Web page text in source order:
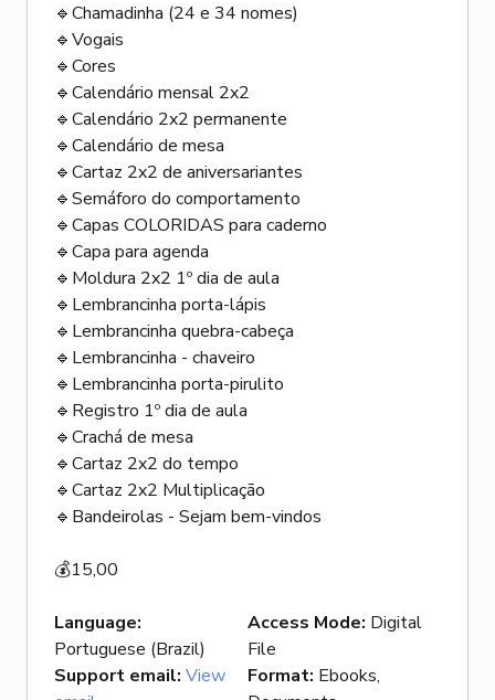
🔹Chamadinha (24 e 34 nomes)
🔹Vogais
🔹Cores
🔹Calendário mensal 2x2
🔹Calendário 2x2 permanente
🔹Calendário de mesa
🔹Cartaz 2x2 de aniversariantes
🔹Semáforo do comportamento
🔹Capas COLORIDAS para caderno
🔹Capa para agenda
🔹Moldura 2x2 1º dia de aula
🔹Lembrancinha porta-lápis
🔹Lembrancinha quebra-cabeça
🔹Lembrancinha - chaveiro
🔹Lembrancinha porta-pirulito
🔹Registro 1º dia de aula
🔹Crachá de mesa
🔹Cartaz 2x2 do tempo
🔹Cartaz 2x2 Multiplicação
🔹Bandeirolas - Sejam bem-vindos
💰15,00
Language:
Portuguese (Brazil)
Support email: View
Access Mode: Digital
File
Format: Ebooks,